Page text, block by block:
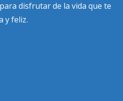
disfrutar de la vida que te
y feliz.